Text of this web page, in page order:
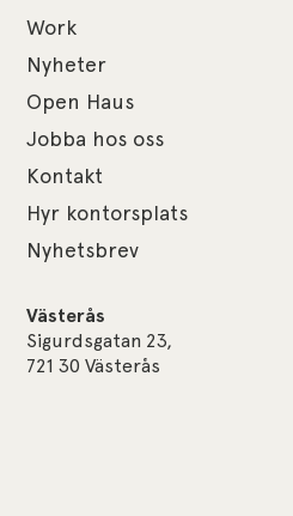
Work
Nyheter
Open Haus
Jobba hos oss
Kontakt
Hyr kontorsplats
Nyhetsbrev
Västerås
Sigurdsgatan 23,
721 30 Västerås